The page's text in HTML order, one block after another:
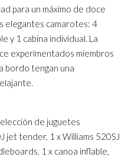
para un máximo de doce
elegantes camarotes: 4
y 1 cabina individual. La
experimentados miembros
bordo tengan una
de juguetes
jet tender, 1 x Williams 520SJ
1 x canoa inflable,